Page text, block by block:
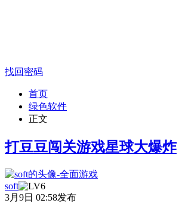
找回密码
首页
绿色软件
正文
打豆豆闯关游戏星球大爆炸
soft
3月9日 02:58发布